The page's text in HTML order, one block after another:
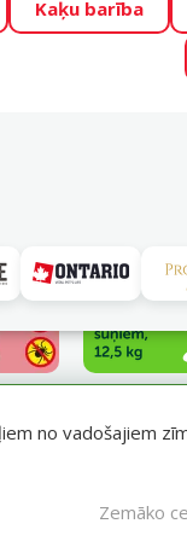
mēnesi Dino Zoo
“GADA
Kaķu barība
no vadošajiem
Zemāko